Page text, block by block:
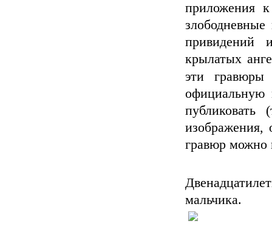
приложения
привидений
крылатых
эти
официальную
гравюр можно
мальчика.